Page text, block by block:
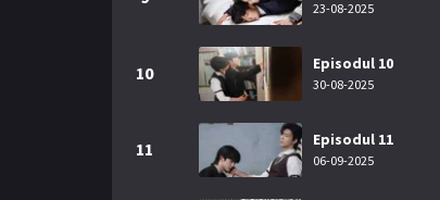
23-08-2025
10 Episodul 10
30-08-2025
11 Episodul 11
06-09-2025